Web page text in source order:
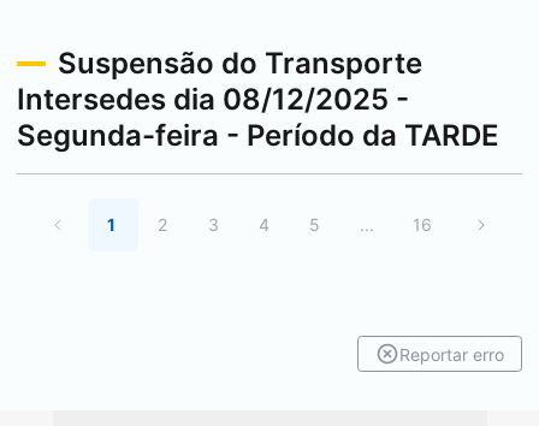
Suspensão do Transporte
Intersedes dia 08/12/2025 -
Segunda-feira - Período da TARDE
1 2 3 4 5 ... 16
Reportar erro